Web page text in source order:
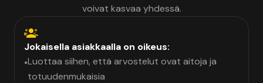
voivat kasvaa yhdessä.
Jokaisella asiakkaalla on oikeus:
•Luottaa siihen, että arvostelut ovat aitoja ja
totuudenmukaisia